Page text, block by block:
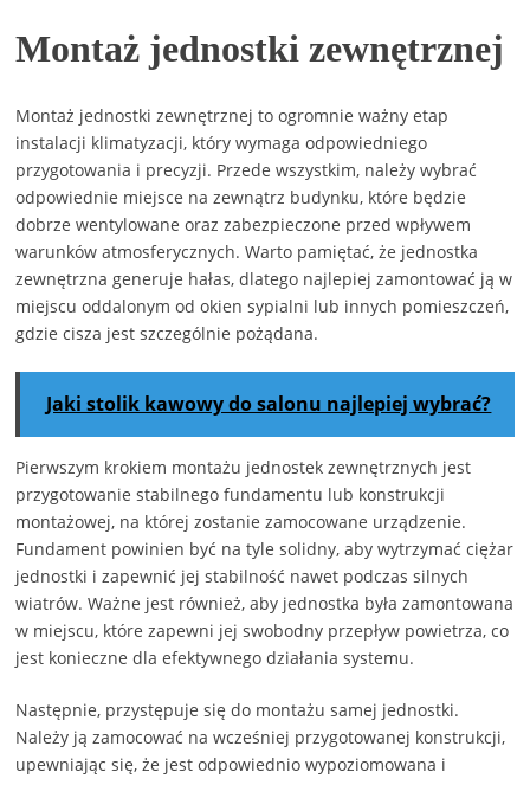
Montaż jednostki zewnętrznej
Montaż jednostki zewnętrznej to ogromnie ważny etap
instalacji klimatyzacji, który wymaga odpowiedniego
przygotowania i precyzji. Przede wszystkim, należy wybrać
odpowiednie miejsce na zewnątrz budynku, które będzie
dobrze wentylowane oraz zabezpieczone przed wpływem
warunków atmosferycznych. Warto pamiętać, że jednostka
zewnętrzna generuje hałas, dlatego najlepiej zamontować ją w
miejscu oddalonym od okien sypialni lub innych pomieszczeń,
gdzie cisza jest szczególnie pożądana.
Jaki stolik kawowy do salonu najlepiej wybrać?
Pierwszym krokiem montażu jednostek zewnętrznych jest
przygotowanie stabilnego fundamentu lub konstrukcji
montażowej, na której zostanie zamocowane urządzenie.
Fundament powinien być na tyle solidny, aby wytrzymać ciężar
jednostki i zapewnić jej stabilność nawet podczas silnych
wiatrów. Ważne jest również, aby jednostka była zamontowana
w miejscu, które zapewni jej swobodny przepływ powietrza, co
jest konieczne dla efektywnego działania systemu.
Następnie, przystępuje się do montażu samej jednostki.
Należy ją zamocować na wcześniej przygotowanej konstrukcji,
upewniając się, że jest odpowiednio wypoziomowana i